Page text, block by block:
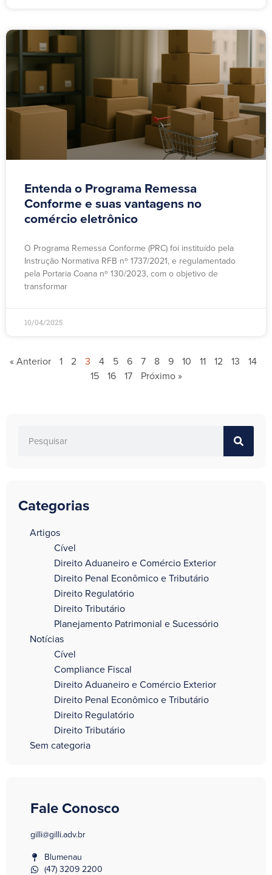
Entenda o Programa Remessa
Conforme e suas vantagens no
comércio eletrônico
O Programa Remessa Conforme (PRC) foi instituído pela
Instrução Normativa RFB nº 1737/2021, e regulamentado
pela Portaria Coana nº 130/2023, com o objetivo de
transformar
10/04/2025
« Anterior 1 2 3 4 5 6 7 8 9 10 11 12 13
14
15
16 17 Próximo »
Categorias
Artigos
Cível
Direito Aduaneiro e Comércio Exterior
Direito Penal Econômico e Tributário
Direito Regulatório
Direito Tributário
Planejamento Patrimonial e Sucessório
Notícias
Cível
Compliance Fiscal
Direito Aduaneiro e Comércio Exterior
Direito Penal Econômico e Tributário
Direito Regulatório
Direito Tributário
Sem categoria
Fale Conosco
gilli@gilli.adv.br
Blumenau
(47) 3209 2200